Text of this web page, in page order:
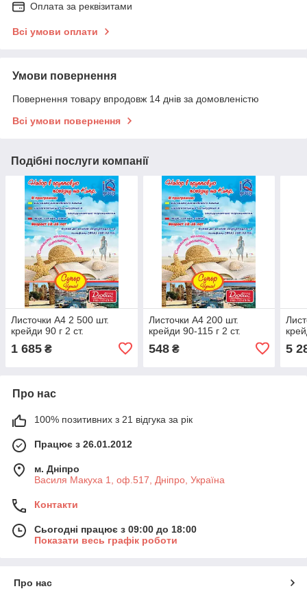
Оплата за реквізитами
Всі умови оплати
Умови повернення
Повернення товару впродовж 14 днів за домовленістю
Всі умови повернення
Подібні послуги компанії
Листочки А4 2 500 шт.
крейди 90 г 2 ст.
1 685 ₴
Листочки А4 200 шт.
крейди 90-115 г 2 ст.
548₴ 5
Про нас
100% позитивних з 21 відгука за рік
Працює з 26.01.2012
м. Дніпро
Василя Макуха 1, оф.517, Дніпро, Україна
Контакти
Сьогодні працює з 09:00 до 18:00
Показати весь графік роботи
Про нас